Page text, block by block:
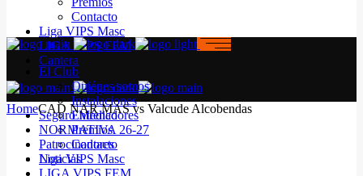
Contacto
Liga VIPS Masc
LIGA VIPS FEM
Cantera
Seguro Médico
NORMATIVA 26-27
Patrocinadores
Noticias
El Club
Quiénes somos
Instalaciones
Entrenadores
Premios
Contacto
Liga VIPS Masc
LIGA VIPS FEM
HomeCAD NAR MAS vs Valcude Alcobendas